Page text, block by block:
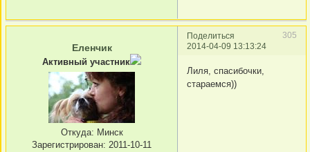
Поделиться
305
2014-04-09 13:13:24
Еленчик
Активный участник
Откуда: Минск
Зарегистрирован: 2011-10-11
Лиля, спасибочки,
стараемся))